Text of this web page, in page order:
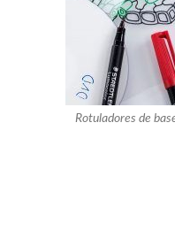
Rotuladores de